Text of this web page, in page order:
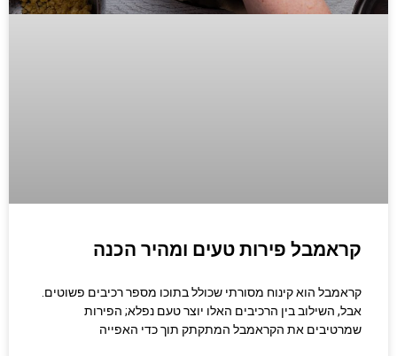
קראמבל פירות טעים ומהיר הכנה
קראמבל הוא קינוח מסורתי שכולל בתוכו מספר רכיבים פשוטים.
אבל, השילוב בין הרכיבים האלו יוצר טעם נפלא; הפירות
שמרטיבים את הקראמבל המתקתק תוך כדי האפייה